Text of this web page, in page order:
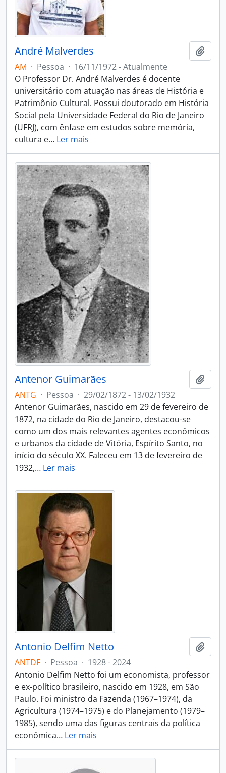
André Malverdes
AM · Pessoa · 16/11/1972 - Atualmente
O Professor Dr. André Malverdes é docente
universitário com atuação nas áreas de História e
Patrimônio Cultural. Possui doutorado em História
Social pela Universidade Federal do Rio de Janeiro
(UFRJ), com ênfase em estudos sobre memória,
cultura e… Ler mais
Antenor Guimarães
ANTG · Pessoa · 29/02/1872 - 13/02/1932
Antenor Guimarães, nascido em 29 de fevereiro de
1872, na cidade do Rio de Janeiro, destacou-se
como um dos mais relevantes agentes econômicos
e urbanos da cidade de Vitória, Espírito Santo, no
início do século XX. Faleceu em 13 de fevereiro de
1932,… Ler mais
Antonio Delfim Netto
ANTDF · Pessoa · 1928 - 2024
Antonio Delfim Netto foi um economista, professor
e ex-político brasileiro, nascido em 1928, em São
Paulo. Foi ministro da Fazenda (1967–1974), da
Agricultura (1974–1975) e do Planejamento (1979–
1985), sendo uma das figuras centrais da política
econômica… Ler mais